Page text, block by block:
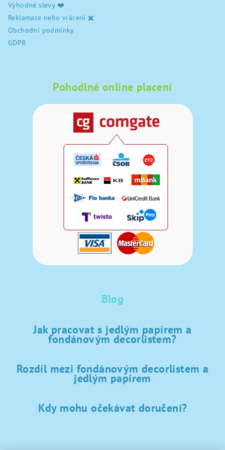
Výhodné slevy ❤️
Reklamace nebo vrácení ✖️
Obchodní podmínky
GDPR
Pohodlné online placení
Blog
Jak pracovat s jedlým papírem a
fondánovým decorlistem?
Rozdíl mezi fondánovým decorlistem a
jedlým papírem
Kdy mohu očekávat doručení?